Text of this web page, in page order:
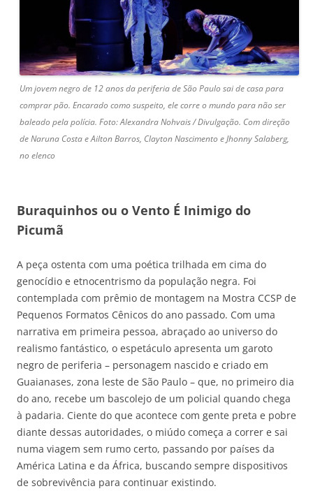
Um jovem negro de 12 anos da periferia de São Paulo sai de casa para
comprar pão. Encarado como suspeito, ele corre o mundo para não ser
baleado pela polícia. Foto: Alexandra Nohvais / Divulgação. Com direção
de Naruna Costa e Ailton Barros, Clayton Nascimento e Jhonny Salaberg,
no elenco
Buraquinhos ou o Vento É Inimigo do
Picumã
A peça ostenta com uma poética trilhada em cima do
genocídio e etnocentrismo da população negra. Foi
contemplada com prêmio de montagem na Mostra CCSP de
Pequenos Formatos Cênicos do ano passado. Com uma
narrativa em primeira pessoa, abraçado ao universo do
realismo fantástico, o espetáculo apresenta um garoto
negro de periferia – personagem nascido e criado em
Guaianases, zona leste de São Paulo – que, no primeiro dia
do ano, recebe um bascolejo de um policial quando chega
à padaria. Ciente do que acontece com gente preta e pobre
diante dessas autoridades, o miúdo começa a correr e sai
numa viagem sem rumo certo, passando por países da
América Latina e da África, buscando sempre dispositivos
de sobrevivência para continuar existindo.